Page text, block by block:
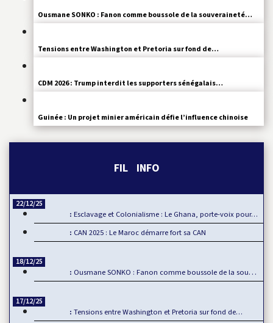
Ousmane SONKO : Fanon comme boussole de la souveraineté…
Tensions entre Washington et Pretoria sur fond de…
CDM 2026 : Trump interdit les supporters sénégalais…
Guinée : Un projet minier américain défie l’influence chinoise
FIL INFO
22/12/25
Esclavage et Colonialisme : Le Ghana, porte-voix pour…
CAN 2025 : Le Maroc démarre fort sa CAN
18/12/25
Ousmane SONKO : Fanon comme boussole de la souveraineté…
17/12/25
Tensions entre Washington et Pretoria sur fond de…